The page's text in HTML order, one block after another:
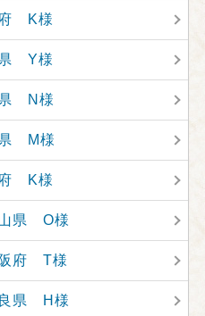
府 K様
県 Y様
県 N様
県 M様
府 K様
県 O様
府 T様
県 H様